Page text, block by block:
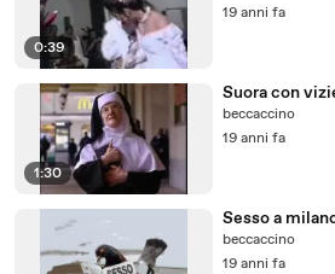
0:39
19 anni fa
1:30
Suora con
beccaccino
19 anni fa
Sesso a
beccaccino
19 anni fa